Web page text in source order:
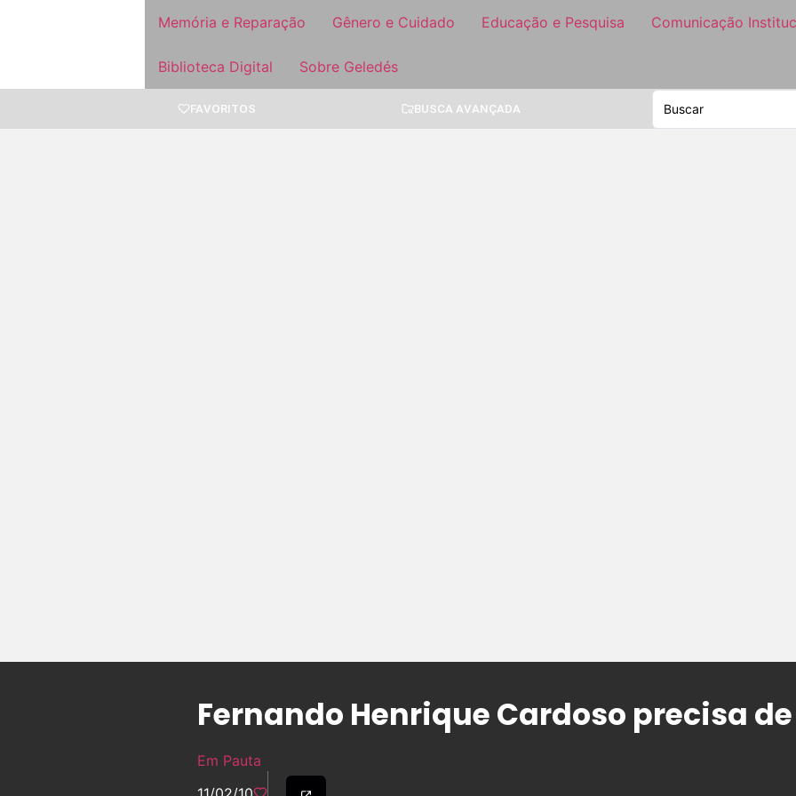
Memória e Reparação Gênero e Cuidado Educação e Pesquisa Comunicação
Biblioteca Digital Sobre Geledés
FAVORITOS BUSCA AVANÇADA
Fernando Henrique Cardoso precisa
Em Pauta